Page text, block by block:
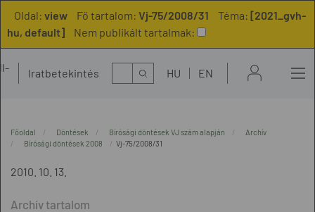
Oldal: view Fő tartalom: Vj-75/2008/31 Téma: [2021_gvh-
hu, default]
Nem publikált tartalmak:
Iratbetekintés Kereső HU EN
Főoldal Döntések Bírósági döntések VJ szám alapján
Archív
Bírósági döntések 2008
Vj-75/2008/31
2010. 10. 13.